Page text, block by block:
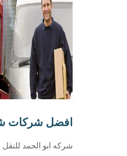
افضل شركات
شركه ابو الحمد